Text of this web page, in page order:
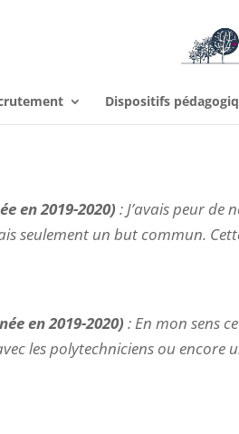
Dispositifs
en 2019-2020) :J’avais peur de
seulement un but commun.
en 2019-2020) :En mon sens
les polytechniciens ou